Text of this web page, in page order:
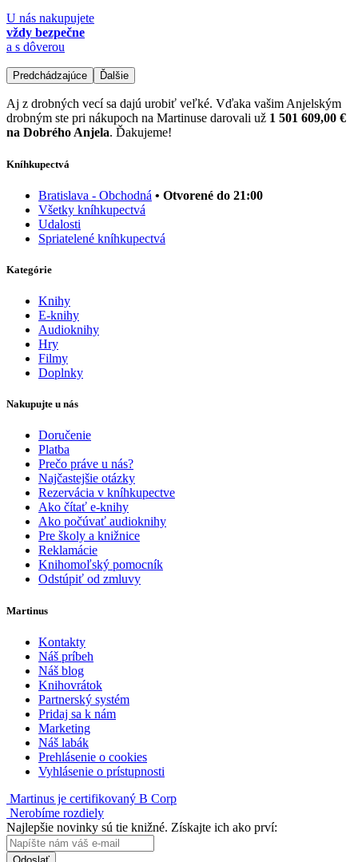
U nás nakupujete
vždy bezpečne
a s dôverou
Predchádzajúce Ďalšie
Aj z drobných vecí sa dajú urobiť veľké. Vďaka vašim Anjelským
drobným ste pri nákupoch na Martinuse darovali už 1 501 609,00 €
na Dobrého Anjela. Ďakujeme!
Kníhkupectvá
Bratislava - Obchodná • Otvorené do 21:00
Všetky kníhkupectvá
Udalosti
Spriatelené kníhkupectvá
Kategórie
Knihy
E-knihy
Audioknihy
Hry
Filmy
Doplnky
Nakupujte u nás
Doručenie
Platba
Prečo práve u nás?
Najčastejšie otázky
Rezervácia v kníhkupectve
Ako čítať e-knihy
Ako počúvať audioknihy
Pre školy a knižnice
Reklamácie
Knihomoľský pomocník
Odstúpiť od zmluvy
Martinus
Kontakty
Náš príbeh
Náš blog
Knihovrátok
Partnerský systém
Pridaj sa k nám
Marketing
Náš labák
Prehlásenie o cookies
Vyhlásenie o prístupnosti
Martinus je certifikovaný B Corp
Nerobíme rozdiely
Najlepšie novinky sú tie knižné. Získajte ich ako prví: